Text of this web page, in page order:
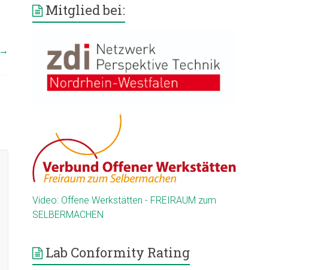
→
Mitglied bei:
Video: Offene Werkstätten - FREIRAUM zum
SELBERMACHEN
Lab Conformity Rating